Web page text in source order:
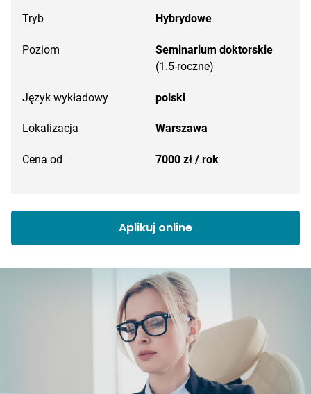
Tryb Hybrydowe
Poziom
Seminarium doktorskie
(1.5-roczne)
Język wykładowy polski
Lokalizacja Warszawa
Cena od 7000 zł / rok
Aplikuj online